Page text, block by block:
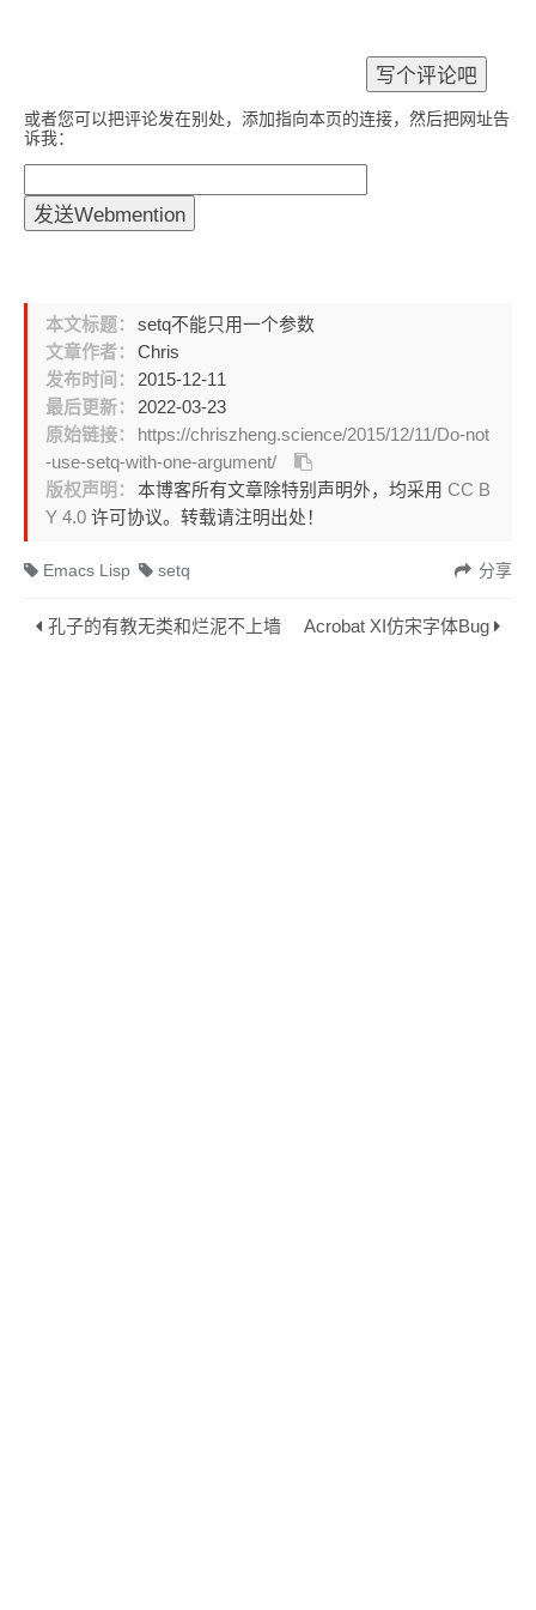
或者您可以把评论发在别处，添加指向本页的连接，然后把网址告
诉我：
本文标题：
setq不能只用一个参数
文章作者：
Chris
发布时间：
2015-12-11
最后更新：
2022-03-23
原始链接：
https://chriszheng.science/2015/12/11/Do-not
-use-setq-with-one-argument/
版权声明：
本博客所有文章除特别声明外，均采用CC B
Y 4.0许可协议。转载请注明出处！
分享
Emacs Lisp setq
孔子的有教无类和烂泥不上墙 Acrobat XI仿宋字体Bug